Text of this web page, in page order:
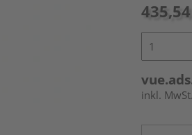
inkl. MwSt.